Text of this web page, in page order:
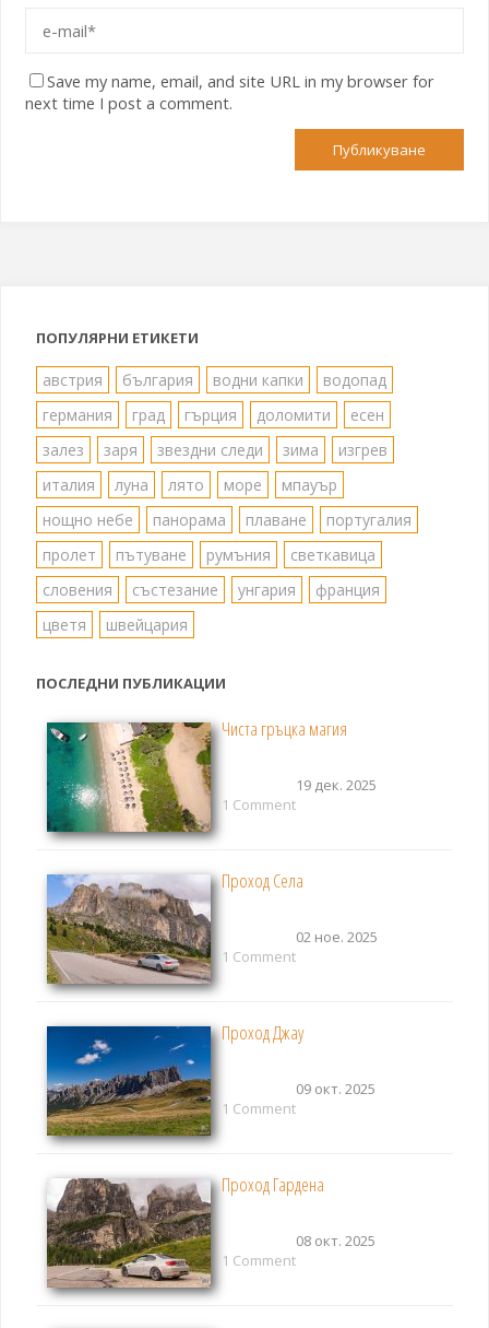
Save my name, email, and site URL in my browser for
next time I post a comment.
ПОПУЛЯРНИ ЕТИКЕТИ
австрия българия водни капки
водопад
германия
град гърция доломити
есен
залез
заря звездни следи зима
изгрев
италия
луна лято море
мпауър
нощно небе
панорама плаване
португалия
пролет
пътуване румъния
светкавица
словения
състезание унгария
франция
цветя
швейцария
ПОСЛЕДНИ ПУБЛИКАЦИИ
Чиста гръцка магия
19 дек. 2025
1 Comment
Проход Села
02 ное. 2025
1 Comment
Проход Джау
09 окт. 2025
1 Comment
Проход Гардена
08 окт. 2025
1 Comment